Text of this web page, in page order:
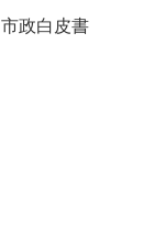
市政白皮書